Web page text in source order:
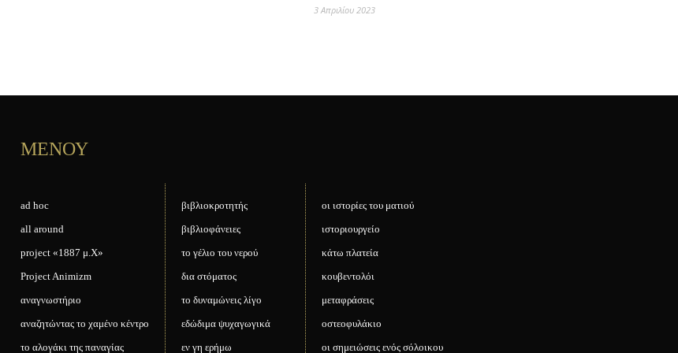
3 Απριλίου 2023
ΜΕΝΟΥ
ad hoc
all around
project «1887 μ.Χ»
Project Animizm
αναγνωστήριο
αναζητώντας το χαμένο κέντρο
το αλογάκι της παναγίας
βιβλιοκροτητής
βιβλιοφάνειες
το γέλιο του νερού
δια στόματος
το δυναμώνεις λίγο
εδώδιμα ψυχαγωγικά
εν γη ερήμω
οι ιστορίες του ματιού
ιστοριουργείο
κάτω πλατεία
κουβεντολόι
μεταφράσεις
οστεοφυλάκιο
οι σημειώσεις ενός σόλοικου